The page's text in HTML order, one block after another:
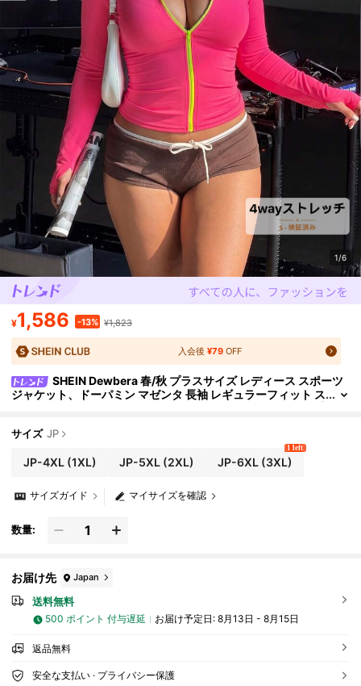
1/6
¥1,586 -13% ¥1,823
入会後¥79 OFF
SHEIN Dewbera 春/秋 プラスサイズ レディース スポーツ
ジャケット、ドーパミン マゼンタ 長袖 レギュラーフィット ス
ガ、ジム、テニス、ゴルフに適しています
サイズ JP
JP-4XL(1XL) JP-5XL (2XL) JP-6XL(3XL)
1 left
マイサイズを確認
サイズガイド
数量:
お届け先 Japan
送料無料
500 ポイント 付与遅延 お届け予定日: 8月13日 - 8月15日
返品無料
安全な支払い · プライバシー保護